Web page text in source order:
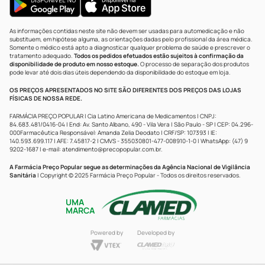
As informações contidas neste site não devem ser usadas para automedicação e não
substituem, em hipótese alguma, as orientações dadas pelo profissional da área médica.
Somente o médico está apto a diagnosticar qualquer problema de saúde e prescrever o
tratamento adequado. Todos os pedidos efetuados estão sujeitos à confirmação da
disponibilidade de produto em nosso estoque.O processo de separação dos produtos
pode levar até dois dias úteis dependendo da disponibilidade do estoque em loja.
OS PREÇOS APRESENTADOS NO SITE SÃO DIFERENTES DOS PREÇOS DAS LOJAS
FÍSICAS DE NOSSA REDE.
FARMÁCIA PREÇO POPULAR | Cia Latino Americana de Medicamentos | CNPJ:
84.683.481/0416-04 | End: Av. Santo Albano, 490 - Vila Vera | São Paulo - SP | CEP: 04.296-
000Farmacêutica Responsável: Amanda Zelia Deodato | CRF/SP: 107393 | IE:
140.593.699.117 | AFE: 7.45817-2 | CMVS - 355030801-477-008910-1-0 | WhatsApp: (47) 9
9202-1687 | e-mail: atendimento@precopopular.com.br.
A Farmácia Preço Popular segue as determinações da Agência Nacional de Vigilância
Sanitária | Copyright © 2025 Farmácia Preço Popular - Todos os direitos reservados.
UMA
MARCA
Powered by Developed by